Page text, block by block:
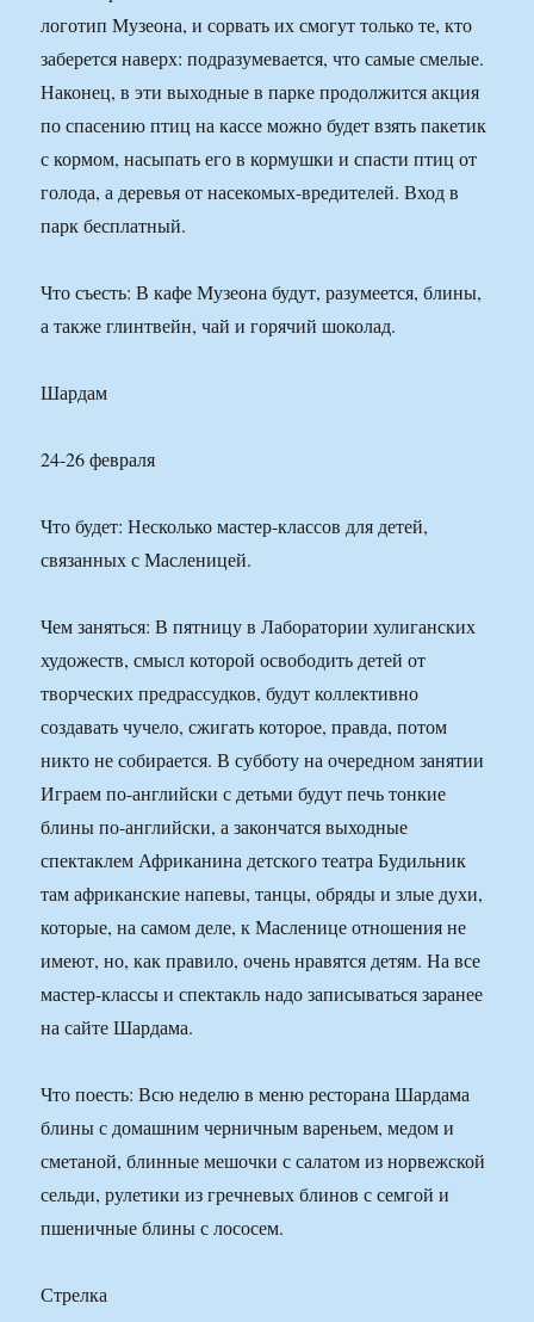
логотип Музеона, и сорвать их смогут только те, кто
заберется наверх: подразумевается, что самые смелые.
Наконец, в эти выходные в парке продолжится акция
по спасению птиц на кассе можно будет взять пакетик
с кормом, насыпать его в кормушки и спасти птиц от
голода, а деревья от насекомых-вредителей. Вход в
парк бесплатный.
Что съесть: В кафе Музеона будут, разумеется, блины,
а также глинтвейн, чай и горячий шоколад.
Шардам
24-26 февраля
Что будет: Несколько мастер-классов для детей,
связанных с Масленицей.
Чем заняться: В пятницу в Лаборатории хулиганских
художеств, смысл которой освободить детей от
творческих предрассудков, будут коллективно
создавать чучело, сжигать которое, правда, потом
никто не собирается. В субботу на очередном занятии
Играем по-английски с детьми будут печь тонкие
блины по-английски, а закончатся выходные
спектаклем Африканина детского театра Будильник
там африканские напевы, танцы, обряды и злые духи,
которые, на самом деле, к Масленице отношения не
имеют, но, как правило, очень нравятся детям. На все
мастер-классы и спектакль надо записываться заранее
на сайте Шардама.
Что поесть: Всю неделю в меню ресторана Шардама
блины с домашним черничным вареньем, медом и
сметаной, блинные мешочки с салатом из норвежской
сельди, рулетики из гречневых блинов с семгой и
пшеничные блины с лососем.
Стрелка